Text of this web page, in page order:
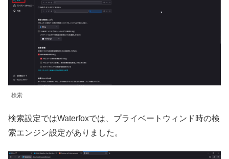
検索
検索設定ではWaterfoxでは、プライベートウィンド時の検
索エンジン設定がありました。